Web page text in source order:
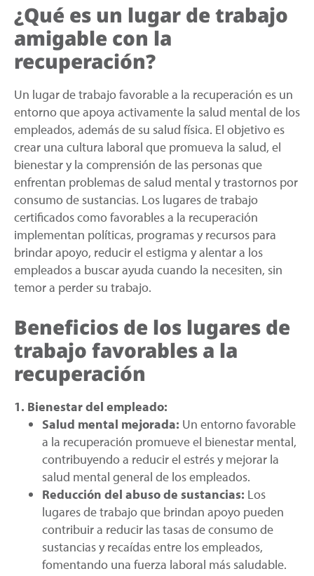
¿Qué es un lugar de trabajo
amigable con la
recuperación?
Un lugar de trabajo favorable a la recuperación es un
entorno que apoya activamente la salud mental de los
empleados, además de su salud física. El objetivo es
crear una cultura laboral que promueva la salud, el
bienestar y la comprensión de las personas que
enfrentan problemas de salud mental y trastornos por
consumo de sustancias. Los lugares de trabajo
certificados como favorables a la recuperación
implementan políticas, programas y recursos para
brindar apoyo, reducir el estigma y alentar a los
empleados a buscar ayuda cuando la necesiten, sin
temor a perder su trabajo.
Beneficios de los lugares de
trabajo favorables a la
recuperación
1. Bienestar del empleado:
Salud mental mejorada: Un entorno favorable
a la recuperación promueve el bienestar mental,
contribuyendo a reducir el estrés y mejorar la
salud mental general de los empleados.
Reducción del abuso de sustancias: Los
lugares de trabajo que brindan apoyo pueden
contribuir a reducir las tasas de consumo de
sustancias y recaídas entre los empleados,
fomentando una fuerza laboral más saludable.